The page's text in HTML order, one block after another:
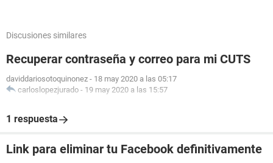
Discusiones similares
Recuperar contraseña y correo para mi CUTS
daviddariosotoquinonez - 18 may 2020 a las 05:17
carloslopezjurado - 19 may 2020 a las 15:57
1 respuesta
Link para eliminar tu Facebook definitivamente